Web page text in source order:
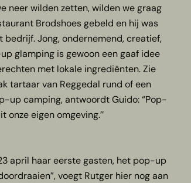
neer wilden zetten, wilden we graag
Brodshoes gebeld en hij was
Jong, ondernemend, creatief,
glamping is gewoon een gaaf idee
met lokale ingrediënten. Zie
tartaar van Reggedal rund of een
up camping, antwoordt Guido: “Pop-
eigen omgeving.’’
april haar eerste gasten, het pop-up
voegt Rutger hier nog aan